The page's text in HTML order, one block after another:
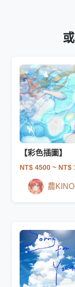
【彩色插圖】
NT$ 4500 ~ NT$
農KINO